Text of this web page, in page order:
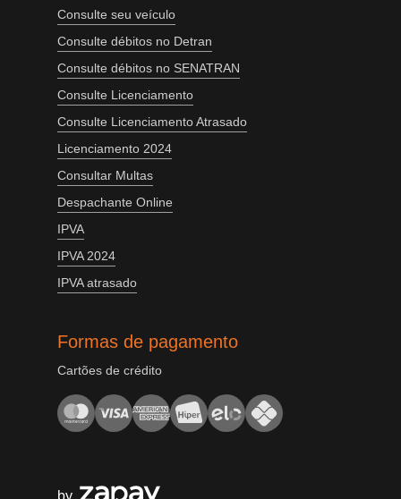
Consulte seu veículo
Consulte débitos no Detran
Consulte débitos no SENATRAN
Consulte Licenciamento
Consulte Licenciamento Atrasado
Licenciamento 2024
Consultar Multas
Despachante Online
IPVA
IPVA 2024
IPVA atrasado
Formas de pagamento
Cartões de crédito
by